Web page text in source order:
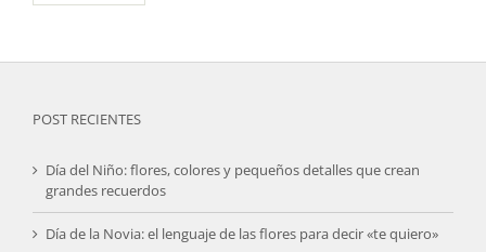
POST RECIENTES
Día del Niño: flores, colores y pequeños detalles que crean
grandes recuerdos
Día de la Novia: el lenguaje de las flores para decir «te quiero»